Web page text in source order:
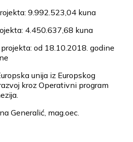
9.992.523,04 kuna
4.450.637,68 kuna
od 18.10.2018. godine
unija iz Europskog
kroz Operativni program
Generalić, mag.oec.